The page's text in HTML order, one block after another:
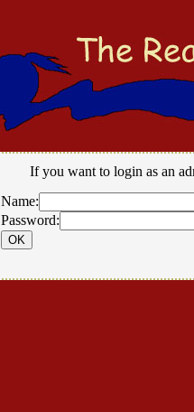
If you want to login as an
Name:
Password: